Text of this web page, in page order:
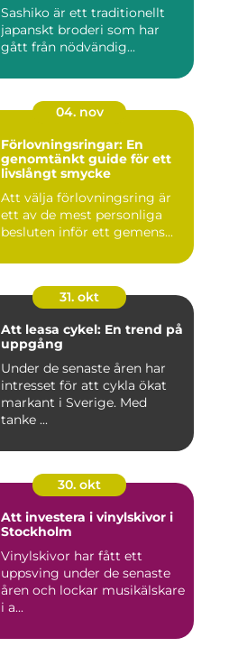
Sashiko är ett traditionellt
japanskt broderi som har
gått från nödvändig...
04. nov
Förlovningsringar: En
genomtänkt guide för ett
livslångt smycke
Att välja förlovningsring är
ett av de mest personliga
besluten inför ett gemens...
31. okt
Att leasa cykel: En trend på
uppgång
Under de senaste åren har
intresset för att cykla ökat
markant i Sverige. Med
tanke ...
30. okt
Att investera i vinylskivor i
Stockholm
Vinylskivor har fått ett
uppsving under de senaste
åren och lockar musikälskare
i a...